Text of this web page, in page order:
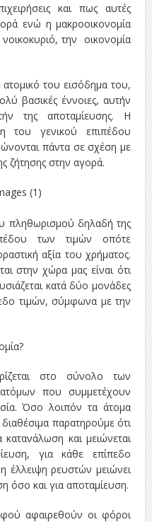
και πως αυτές
ενώ η μακροοικονομία
την οικονομία
ατομικό του εισόδημα του,
βασικές έννοιες, αυτήν
της αποταμίευσης. Η
του γενικού επιπέδου
πάντα σε σχέση με
ζήτησης στην αγορά.
πληθωρισμού δηλαδή της
των τιμών οπότε
αξία του χρήματος.
στην χώρα μας είναι ότι
κατά δύο μονάδες
τιμών, σύμφωνα με την
στο σύνολο των
που συμμετέχουν
Όσο λοιπόν τα άτομα
παρατηρούμε ότι
κατανάλωση και μειώνεται
για κάθε επίπεδο
έλλειψη ρευστών μειώνει
όσο και για αποταμίευση.
αφαιρεθούν οι φόροι